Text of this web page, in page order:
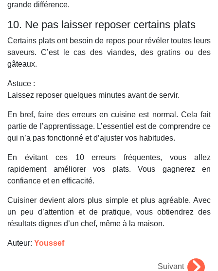
grande différence.
10. Ne pas laisser reposer certains plats
Certains plats ont besoin de repos pour révéler toutes leurs
saveurs. C’est le cas des viandes, des gratins ou des
gâteaux.
Astuce :
Laissez reposer quelques minutes avant de servir.
En bref, faire des erreurs en cuisine est normal. Cela fait
partie de l’apprentissage. L’essentiel est de comprendre ce
qui n’a pas fonctionné et d’ajuster vos habitudes.
En évitant ces 10 erreurs fréquentes, vous allez
rapidement améliorer vos plats. Vous gagnerez en
confiance et en efficacité.
Cuisiner devient alors plus simple et plus agréable. Avec
un peu d’attention et de pratique, vous obtiendrez des
résultats dignes d’un chef, même à la maison.
Auteur: Youssef
Suivant